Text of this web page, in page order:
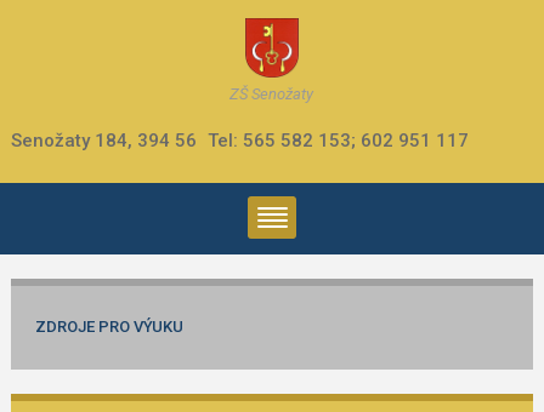
ZŠ Senožaty
Senožaty 184, 394 56 Tel: 565 582 153; 602 951 117
ZDROJE PRO VÝUKU